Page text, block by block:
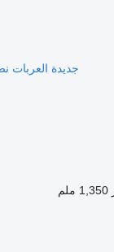
جديدة
1,350 ملم